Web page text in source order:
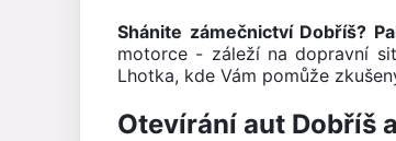
Shánite zámečnictví Dobříš?
motorce - záleží na dopravní
Lhotka, kde Vám pomůže
Otevírání aut Dobříš